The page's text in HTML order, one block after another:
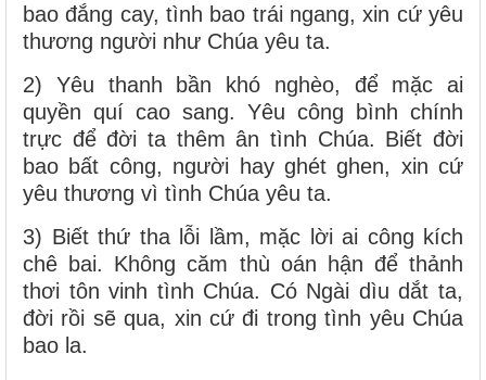
bao đắng cay, tình bao trái ngang, xin cứ yêu
thương người như Chúa yêu ta.
2) Yêu thanh bần khó nghèo, để mặc ai
quyền quí cao sang. Yêu công bình chính
trực để đời ta thêm ân tình Chúa. Biết đời
bao bất công, người hay ghét ghen, xin cứ
yêu thương vì tình Chúa yêu ta.
3) Biết thứ tha lỗi lầm, mặc lời ai công kích
chê bai. Không căm thù oán hận để thảnh
thơi tôn vinh tình Chúa. Có Ngài dìu dắt ta,
đời rồi sẽ qua, xin cứ đi trong tình yêu Chúa
bao la.